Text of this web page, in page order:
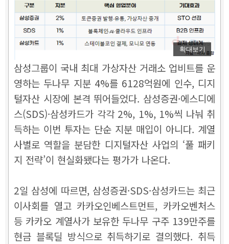
확대보기
삼성그룹이 국내 최대 가상자산 거래소 업비트를 운
영하는 두나무 지분 4%를 6128억원에 인수, 디지
털자산 시장에 본격 뛰어들었다. 삼성증권·에스디에
스(SDS)·삼성카드가 각각 2%, 1%, 1%씩 나눠 취
득하는 이번 투자는 단순 지분 매입이 아니다. 계열
사별로 역할을 분담한 디지털자산 사업의 ‘풀 패키
지 전략’이 현실화됐다는 평가가 나온다.
2일 삼성에 따르면, 삼성증권·SDS·삼성카드는 최근
이사회를 열고 카카오인베스트먼트, 카카오벤처스
등 카카오 계열사가 보유한 두나무 구주 139만주를
현금 블록딜 방식으로 취득하기로 결의했다. 취득